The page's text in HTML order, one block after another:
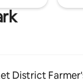
District